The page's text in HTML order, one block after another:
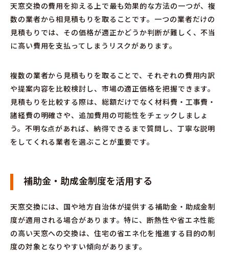
天窓交換の費用を抑える上で最も効果的な方法の一つが、複
数の業者から相見積もりを取ることです。一つの業者だけの
見積もりでは、その価格が適正かどうか判断が難しく、不当
に高い費用を支払ってしまうリスクがあります。
複数の業者から見積もりを取ることで、それぞれの費用内訳
や提案内容を比較検討し、市場の適正価格を把握できます。
見積もりを比較する際は、総額だけでなく材料費・工事費・
諸経費の明確さや、追加費用の可能性をチェックしましょ
う。不明な点があれば、納得できるまで質問し、丁寧な説明
をしてくれる業者を選ぶことが重要です。
補助金・助成金制度を活用する
天窓交換には、国や地方自治体が提供する補助金・助成金制
度が適用される場合があります。特に、断熱性や省エネ性能
の高い天窓への交換は、住宅の省エネ化を推進する目的の制
度の対象となりやすい傾向があります。